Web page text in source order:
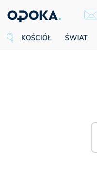
KOŚCIÓŁ ŚWIAT